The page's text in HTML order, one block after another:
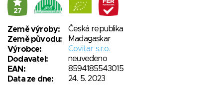
27
Země výroby:
Česká republika
Země původu:
Madagaskar
Výrobce:
Covitar s.r.o.
Dodavatel:
neuvedeno
EAN:
8594185543015
Data ze dne:
24. 5. 2023